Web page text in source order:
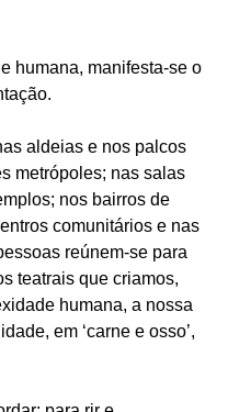
humana, manifesta-se o
aldeias e nos palcos
metrópoles; nas salas
nos bairros de
comunitários e nas
reúnem-se para
teatrais que criamos,
humana, a nossa
em ‘carne e osso’,